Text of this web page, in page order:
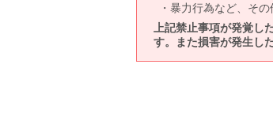
暴力行為など、その
上記禁止事項が発覚
す。また損害が発生し